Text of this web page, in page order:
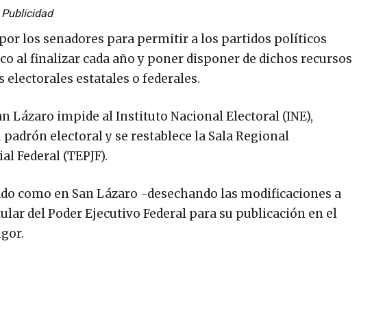
Publicidad
los senadores para permitir a los partidos políticos
al finalizar cada año y poner disponer de dichos recursos
estatales o federales.
Lázaro impide al Instituto Nacional Electoral (INE),
electoral y se restablece la Sala Regional
Federal (TEPJF).
como en San Lázaro -desechando las modificaciones a
del Poder Ejecutivo Federal para su publicación en el